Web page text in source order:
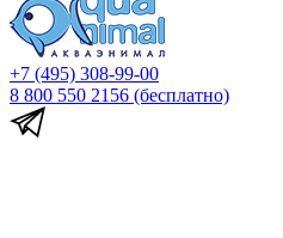
+7 (495) 308-99-00
8 800 550 2156 (бесплатно)